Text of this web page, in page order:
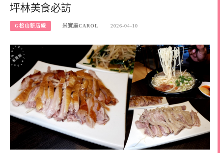
坪林美食必訪
G松山新店線 米寶麻CAROL 2026-04-10